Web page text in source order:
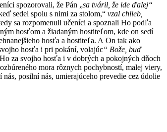
spozorovali, že Pán „sa tváril, že ide ďalej“
sedel spolu s nimi za stolom,“ vzal chlieb,
sa rozpomenuli učeníci a spoznali Ho podľa
hosťom a žiadaným hostiteľom, kde on sedí
hosťa a hostiteľa. A On tak ako
hosťa i pri pokání, volajúc“ Bože, buď
za svojho hosťa i v dobrých a pokojných dňoch
mora rôznych pochybností, malej viery,
posilní nás, umierajúceho prevedie cez údolie